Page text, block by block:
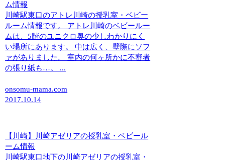
ム情報
川崎駅東口のアトレ川崎の授乳室・ベビー
ルーム情報です。 アトレ川崎のベビールー
ムは、5階のユニクロ奥の少しわかりにく
い場所にあります。 中は広く、壁際にソフ
ァがありました。 室内の何ヶ所かに不審者
の張り紙も…。 ...
onsomu-mama.com
2017.10.14
【川崎】川崎アゼリアの授乳室・ベビール
ーム情報
川崎駅東口地下の川崎アゼリアの授乳室・